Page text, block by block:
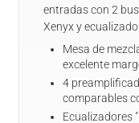
entradas con 2
Xenyx y
Mesa de
excelente
4
comparables
Ecualizadores